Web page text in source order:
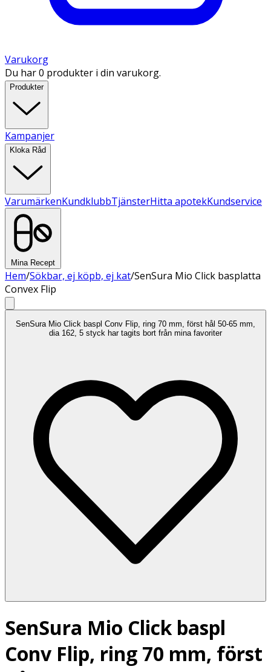
Varukorg
Du har 0 produkter i din varukorg.
Produkter
Kampanjer
Kloka Råd
VarumärkenKundklubbTjänsterHitta apotekKundservice
Mina Recept
Hem/Sökbar, ej köpb, ej kat/SenSura Mio Click basplatta
Convex Flip
SenSura Mio Click baspl Conv Flip, ring 70 mm, först hål 50-65 mm,
dia 162, 5 styck har tagits bort från mina favoriter
SenSura Mio Click baspl
Conv Flip, ring 70 mm, först